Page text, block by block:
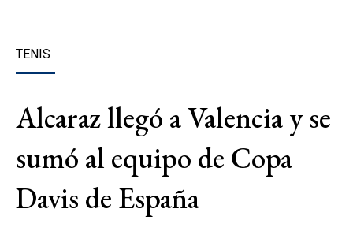
TENIS
Alcaraz llegó a Valencia y se
sumó al equipo de Copa
Davis de España